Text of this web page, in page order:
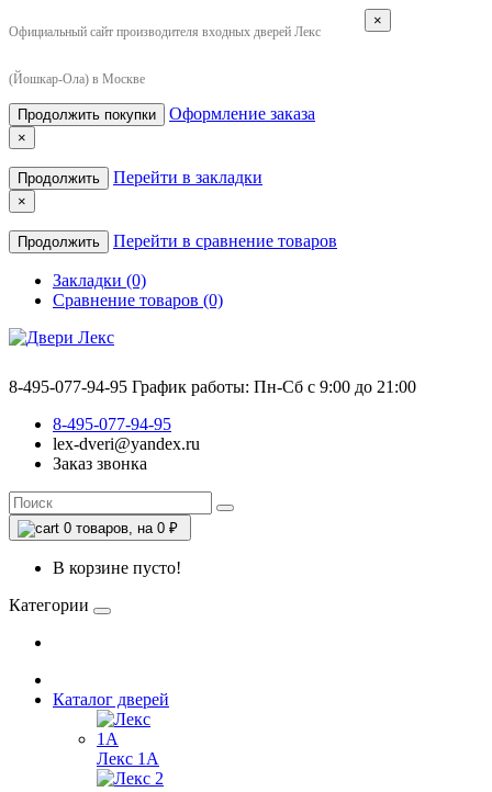
Официальный сайт производителя входных дверей Лекс
(Йошкар-Ола) в Москве
×
Продолжить покупки Оформление заказа
×
Продолжить Перейти в закладки
×
Продолжить Перейти в сравнение товаров
Закладки (0)
Сравнение товаров (0)
8-495-077-94-95 График работы: Пн-Сб с 9:00 до 21:00
8-495-077-94-95
lex-dveri@yandex.ru
Заказ звонка
0 товаров, на 0 ₽
В корзине пусто!
Категории
Каталог дверей
Лекс 1А